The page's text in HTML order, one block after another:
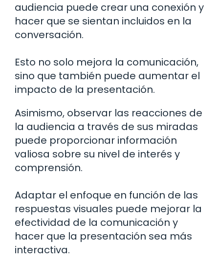
audiencia puede crear una conexión y
hacer que se sientan incluidos en la
conversación.
Esto no solo mejora la comunicación,
sino que también puede aumentar el
impacto de la presentación.
Asimismo, observar las reacciones de
la audiencia a través de sus miradas
puede proporcionar información
valiosa sobre su nivel de interés y
comprensión.
Adaptar el enfoque en función de las
respuestas visuales puede mejorar la
efectividad de la comunicación y
hacer que la presentación sea más
interactiva.